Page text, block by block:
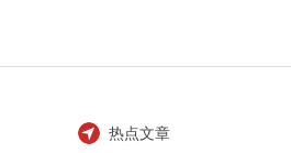
热点文章